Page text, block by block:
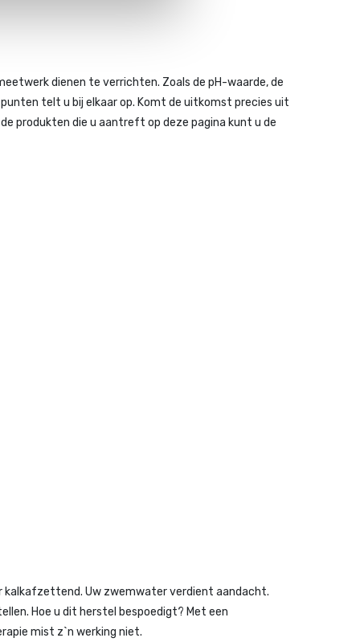
dienen te verrichten. Zoals de pH-waarde, de
telt u bij elkaar op. Komt de uitkomst precies uit
produkten die u aantreft op deze pagina kunt u de
kalkafzettend. Uw zwemwater verdient aandacht.
Hoe u dit herstel bespoedigt? Met een
mist z`n werking niet.